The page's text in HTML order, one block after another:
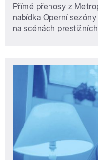
Přímé přenosy z
nabídka Operní
na scénách